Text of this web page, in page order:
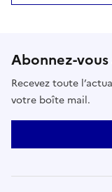
Abonnez-
Recevez toute
votre boîte mail.